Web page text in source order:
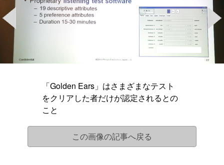
「Golden Ears」はさまざまなテスト
をクリアした者だけが認定されるとの
こと
この画像の記事へ戻る